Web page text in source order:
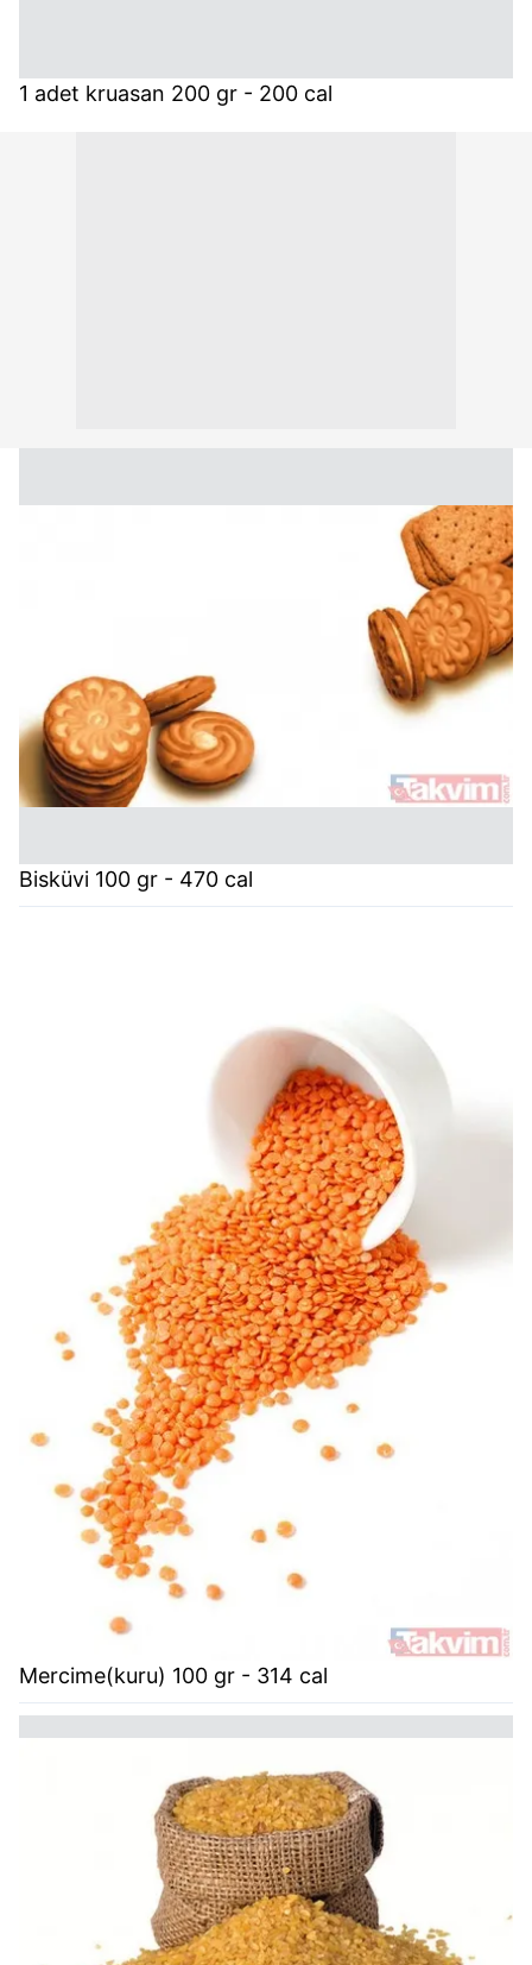
1 adet kruasan 200 gr - 200 cal
Bisküvi 100 gr - 470 cal
Mercime(kuru) 100 gr - 314 cal